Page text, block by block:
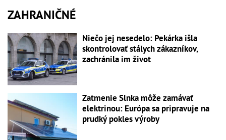
ZAHRANIČNÉ
Niečo jej nesedelo: Pekárka išla
skontrolovať stálych zákazníkov,
zachránila im život
Zatmenie Slnka môže zamávať
elektrinou: Európa sa pripravuje na
prudký pokles výroby